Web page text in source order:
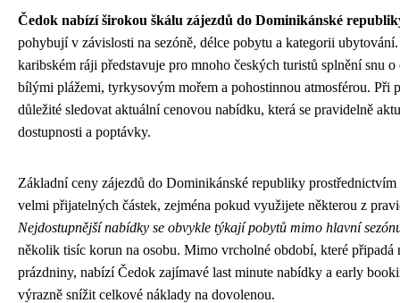
Čedok nabízí širokou škálu zájezdů do Dominikánské
pohybují v závislosti na sezóně, délce pobytu a kategorii
karibském ráji představuje pro mnoho českých turistů splnění snu o
bílými plážemi, tyrkysovým mořem a pohostinnou atmosférou. Při
důležité sledovat aktuální cenovou nabídku, která se pravidelně
dostupnosti a poptávky.
Základní ceny zájezdů do Dominikánské republiky
velmi přijatelných částek, zejména pokud využijete některou z
Nejdostupnější nabídky se obvykle týkají pobytů mimo hlavní
několik tisíc korun na osobu. Mimo vrcholné období, které připadá
prázdniny, nabízí Čedok zajímavé last minute nabídky a early
výrazně snížit celkové náklady na dovolenou.